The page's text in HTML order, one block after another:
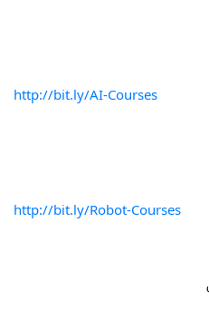
http://bit.ly/AI-Courses
http://bit.ly/Robot-Courses